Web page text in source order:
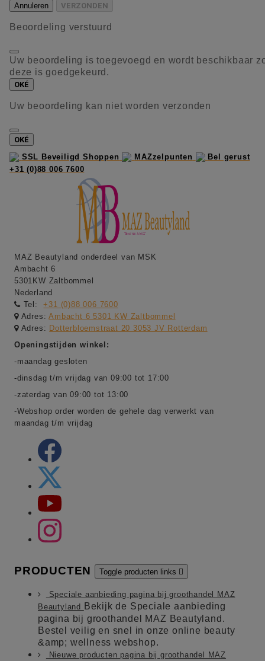
Annuleren VERZONDEN
Beoordeling verstuurd
Uw beoordeling is toegevoegd en wordt beschikbaar
deze is goedgekeurd.
OKÉ
Uw beoordeling kan niet worden verzonden
OKÉ
SSL Beveiligd Shoppen
MAZzelpunten
Bel gerust
+31 (0)88 006 7600
MAZ Beautyland onderdeel van MSK
Ambacht 6
5301KW Zaltbommel
Nederland
Tel:
+31 (0)88 006 7600
Adres:Ambacht 6 5301 KW Zaltbommel
Adres: Dotterbloemstraat 20 3053 JV Rotterdam
Openingstijden winkel:
-maandag gesloten
-dinsdag t/m vrijdag van 09:00 tot 17:00
-zaterdag van 09:00 tot 13:00
-Webshop order worden de gehele dag verwerkt van
maandag t/m vrijdag
PRODUCTEN Toggle producten links 
Speciale aanbieding pagina bij groothandel MAZ
Beautyland
Bekijk de Speciale aanbieding
pagina bij groothandel MAZ Beautyland.
Bestel veilig en snel in onze online beauty
&amp; wellness webshop.
Nieuwe producten pagina bij groothandel MAZ